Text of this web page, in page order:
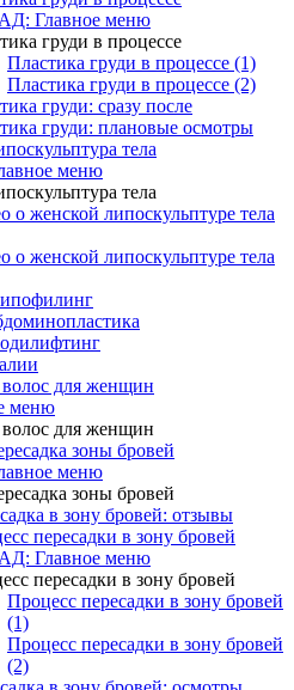
Главное меню
груди в процессе
Пластика груди в процессе (1)
Пластика груди в процессе (2)
груди: сразу после
груди: плановые осмотры
тела
меню
тела
о женской липоскульптуре тела
о женской липоскульптуре тела
для женщин
меню
для женщин
зоны бровей
меню
зоны бровей
в зону бровей: отзывы
пересадки в зону бровей
Главное меню
пересадки в зону бровей
Процесс пересадки в зону бровей
(1)
Процесс пересадки в зону бровей
(2)